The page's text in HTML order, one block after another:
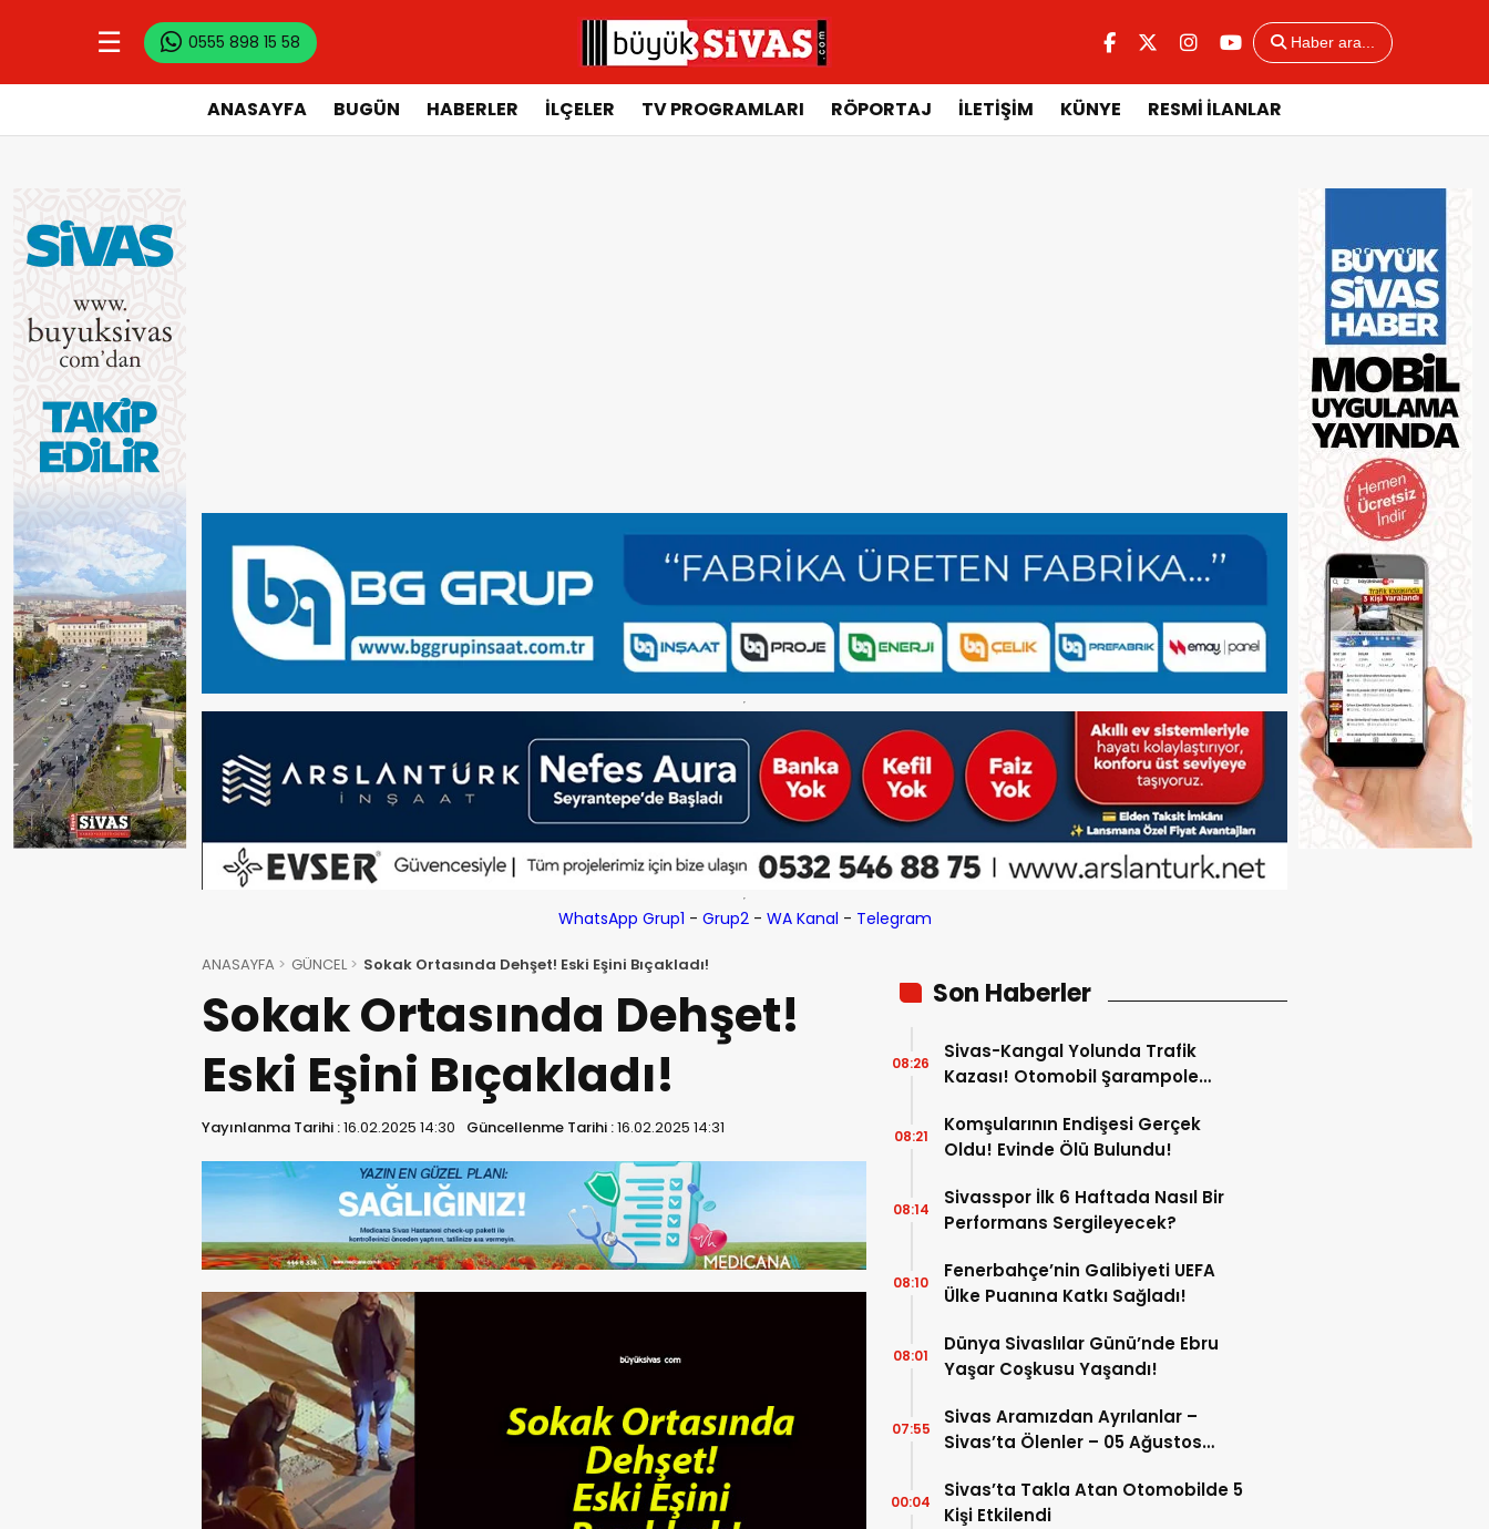
☰ 0555 898 15 58 Haber ara...
ANASAYFA BUGÜN HABERLER İLÇELER TV PROGRAMLARI RÖPORTAJ İLETİŞİM KÜNYE RESMİ İLANLAR
WhatsApp Grup1 - Grup2- WA Kanal - Telegram
ANASAYFA GÜNCEL Sokak Ortasında Dehşet! Eski Eşini Bıçakladı!
Sokak Ortasında Dehşet!
Eski Eşini Bıçakladı!
Yayınlanma Tarihi :16.02.2025 14:30 Güncellenme Tarihi :16.02.2025 14:31
Son Haberler
Sivas-Kangal Yolunda Trafik
Kazası! Otomobil Şarampole
08:26
Komşularının Endişesi Gerçek
Oldu! Evinde Ölü Bulundu!
08:21
Sivasspor İlk 6 Haftada Nasıl Bir
Performans Sergileyecek?
08:14
Fenerbahçe’nin Galibiyeti UEFA
Ülke Puanına Katkı Sağladı!
08:10
Dünya Sivaslılar Günü’nde Ebru
Yaşar Coşkusu Yaşandı!
08:01
Sivas Aramızdan Ayrılanlar –
Sivas’ta Ölenler – 05 Ağustos
07:55
Sivas’ta Takla Atan Otomobilde 5
Kişi Etkilendi
00:04